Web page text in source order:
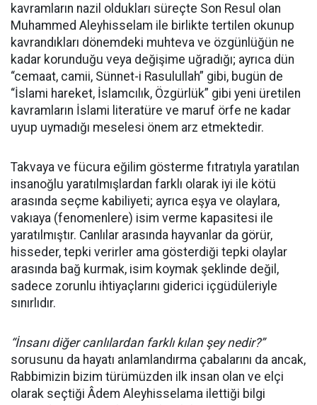
kavramların nazil oldukları süreçte Son Resul olan
Muhammed Aleyhisselam ile birlikte tertilen okunup
kavrandıkları dönemdeki muhteva ve özgünlüğün ne
kadar korunduğu veya değişime uğradığı; ayrıca dün
“cemaat, camii, Sünnet-i Rasulullah” gibi, bugün de
“İslami hareket, İslamcılık, Özgürlük” gibi yeni üretilen
kavramların İslami literatüre ve maruf örfe ne kadar
uyup uymadığı meselesi önem arz etmektedir.
Takvaya ve fücura eğilim gösterme fıtratıyla yaratılan
insanoğlu yaratılmışlardan farklı olarak iyi ile kötü
arasında seçme kabiliyeti; ayrıca eşya ve olaylara,
vakıaya (fenomenlere) isim verme kapasitesi ile
yaratılmıştır. Canlılar arasında hayvanlar da görür,
hisseder, tepki verirler ama gösterdiği tepki olaylar
arasında bağ kurmak, isim koymak şeklinde değil,
sadece zorunlu ihtiyaçlarını giderici içgüdüleriyle
sınırlıdır.
“İnsanı diğer canlılardan farklı kılan şey nedir?”
sorusunu da hayatı anlamlandırma çabalarını da ancak,
Rabbimizin bizim türümüzden ilk insan olan ve elçi
olarak seçtiği Âdem Aleyhisselama ilettiği bilgi